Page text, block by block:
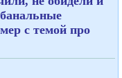
с темой про